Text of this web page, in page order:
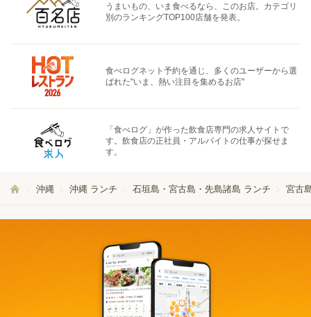
うまいもの、いま食べるなら、このお店。カテゴリ
別のランキングTOP100店舗を発表。
食べログネット予約を通じ、多くのユーザーから選
ばれた"いま、熱い注目を集めるお店"
「食べログ」が作った飲食店専門の求人サイトで
す。飲食店の正社員・アルバイトの仕事が探せま
す。
沖縄 沖縄 ランチ 石垣島・宮古島・先島諸島 ランチ 宮古